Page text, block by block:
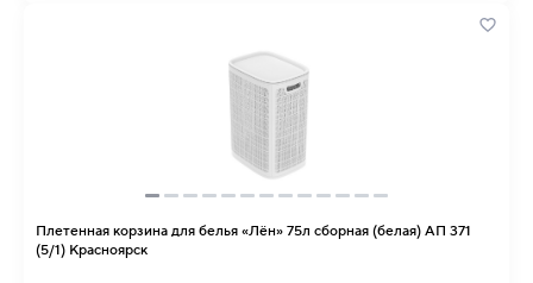
Плетенная корзина для белья «Лён» 75л сборная (белая) АП 371
(5/1) Красноярск